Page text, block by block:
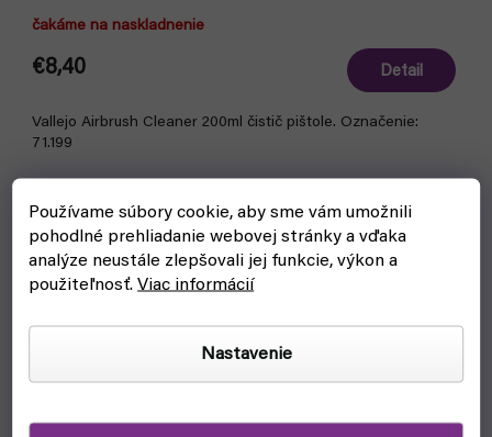
Používame súbory cookie, aby sme vám umožnili
pohodlné prehliadanie webovej stránky a vďaka
analýze neustále zlepšovali jej funkcie, výkon a
použiteľnosť.Viac informácií
Nastavenie
čakáme na naskladnenie
€8,40 Detail
Vallejo Airbrush Cleaner 200ml čistič pištole. Označenie:
71.199